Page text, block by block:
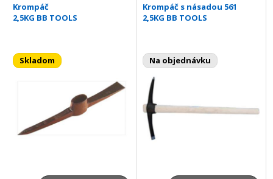
Krompáč
2,5KG BB TOOLS
Skladom
Krompáč s násadou 561
2,5KG BB TOOLS
Na objednávku